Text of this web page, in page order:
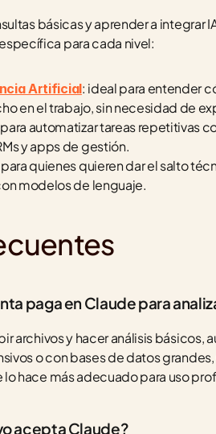
básicas y aprender a
para cada nivel:
Artificial: ideal para entender
en el trabajo, sin necesidad de
automatizar tareas repetitivas
y apps de gestión.
quienes quieren dar el salto
modelos de lenguaje.
paga en Claude para
archivos y hacer análisis básicos,
o con bases de datos
hace más adecuado para uso
acepta Claude?